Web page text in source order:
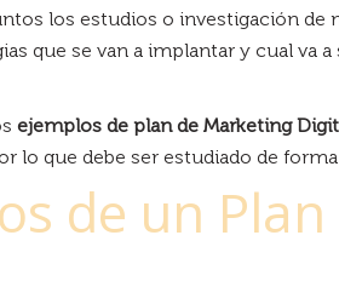
los estudios o investigación de
que se van a implantar y cual va
ejemplos de plan de Marketing
lo que debe ser estudiado de forma
de un